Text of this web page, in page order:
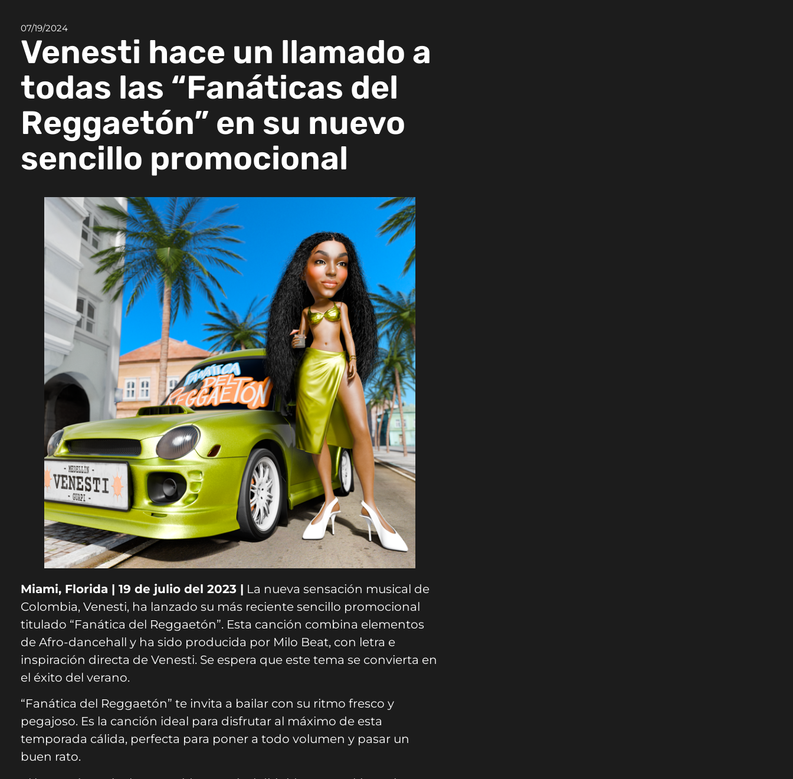
07/19/2024
Venesti hace un llamado a
todas las “Fanáticas del
Reggaetón” en su nuevo
sencillo promocional
Miami, Florida | 19 de julio del 2023 | La nueva sensación musical de
Colombia, Venesti, ha lanzado su más reciente sencillo promocional
titulado “Fanática del Reggaetón”. Esta canción combina elementos
de Afro-dancehall y ha sido producida por Milo Beat, con letra e
inspiración directa de Venesti. Se espera que este tema se convierta en
el éxito del verano.
“Fanática del Reggaetón” te invita a bailar con su ritmo fresco y
pegajoso. Es la canción ideal para disfrutar al máximo de esta
temporada cálida, perfecta para poner a todo volumen y pasar un
buen rato.